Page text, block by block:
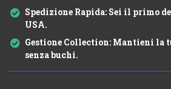
Spedizione Rapida: Sei il primo
USA.
Gestione Collection: Mantieni la
senza buchi.